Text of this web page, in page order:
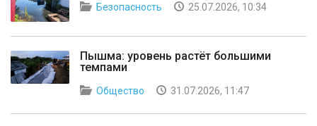
Безопасность 25.07.2026, 10:34
Пышма: уровень растёт большими
темпами
Общество 31.07.2026, 11:47